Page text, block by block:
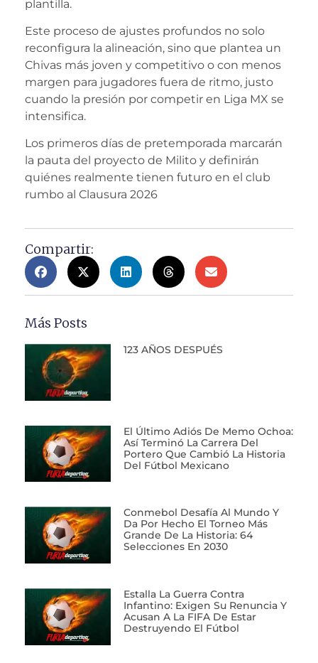
plantilla.
Este proceso de ajustes profundos no solo
reconfigura la alineación, sino que plantea un
Chivas más joven y competitivo o con menos
margen para jugadores fuera de ritmo, justo
cuando la presión por competir en Liga MX se
intensifica.
Los primeros días de pretemporada marcarán
la pauta del proyecto de Milito y definirán
quiénes realmente tienen futuro en el club
rumbo al Clausura 2026
Compartir:
Más Posts
123 AÑOS DESPUÉS
El Último Adiós De Memo Ochoa:
Así Terminó La Carrera Del
Portero Que Cambió La Historia
Del Fútbol Mexicano
Conmebol Desafía Al Mundo Y
Da Por Hecho El Torneo Más
Grande De La Historia: 64
Selecciones En 2030
Estalla La Guerra Contra
Infantino: Exigen Su Renuncia Y
Acusan A La FIFA De Estar
Destruyendo El Fútbol